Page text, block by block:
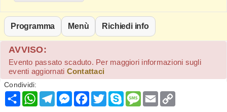
Programma Menù Richiedi info
AVVISO:
Evento passato scaduto. Per maggiori informazioni sugli
eventi aggiornati Contattaci
Condividi:
Condividi
WhatsApp
Telegram
Messenger
Facebook
TwitterSkypeMessage
Email